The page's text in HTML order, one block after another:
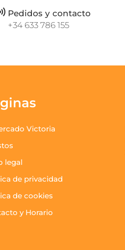
Pedidos y contacto
+34 633 786 155
Victoria
legal
de privacidad
de cookies
y Horario